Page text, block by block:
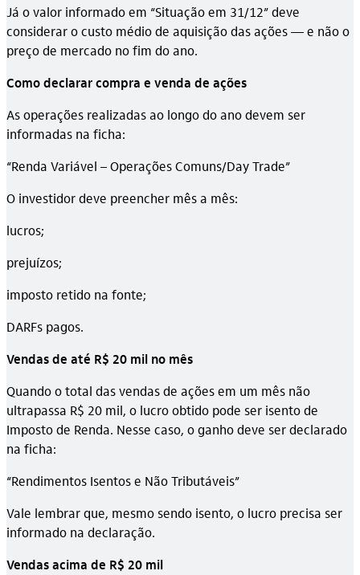
Já o valor informado em “Situação em 31/12” deve
considerar o custo médio de aquisição das ações — e não o
preço de mercado no fim do ano.
Como declarar compra e venda de ações
As operações realizadas ao longo do ano devem ser
informadas na ficha:
“Renda Variável – Operações Comuns/Day Trade”
O investidor deve preencher mês a mês:
lucros;
prejuízos;
imposto retido na fonte;
DARFs pagos.
Vendas de até R$ 20 mil no mês
Quando o total das vendas de ações em um mês não
ultrapassa R$ 20 mil, o lucro obtido pode ser isento de
Imposto de Renda. Nesse caso, o ganho deve ser declarado
na ficha:
“Rendimentos Isentos e Não Tributáveis”
Vale lembrar que, mesmo sendo isento, o lucro precisa ser
informado na declaração.
Vendas acima de R$ 20 mil